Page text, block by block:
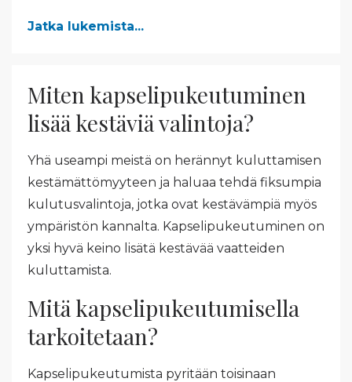
Jatka lukemista...
Miten kapselipukeutuminen
lisää kestäviä valintoja?
Yhä useampi meistä on herännyt kuluttamisen
kestämättömyyteen ja haluaa tehdä fiksumpia
kulutusvalintoja, jotka ovat kestävämpiä myös
ympäristön kannalta. Kapselipukeutuminen on
yksi hyvä keino lisätä kestävää vaatteiden
kuluttamista.
Mitä kapselipukeutumisella
tarkoitetaan?
Kapselipukeutumista pyritään toisinaan